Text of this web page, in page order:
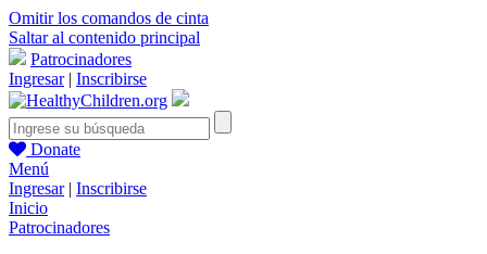
Omitir los comandos de cinta
Saltar al contenido principal
Patrocinadores
Ingresar| Inscribirse
Donate
Menú
Ingresar| Inscribirse
Inicio
Patrocinadores